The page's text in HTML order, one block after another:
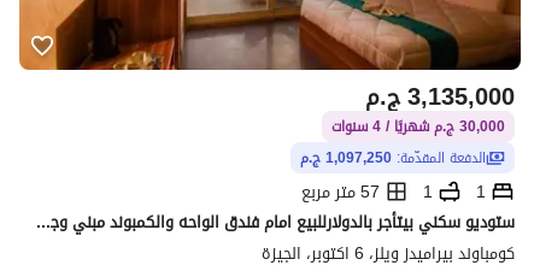
ج.م3,135,000
30,000 ج.م شهريًا / 4 سنوات
الدفعة المقدّمة: 1,097,250 ج.م
1
1
57 متر مربع
ستوديو سكني بيتأجر بالدولارللبيع امام فندق الواحه والكمبوند مبني وجاهز للمعاينه الحق ارخص سعر استثماري
كومباوند بيراميدز ويلز، 6 اكتوبر، الجيزة